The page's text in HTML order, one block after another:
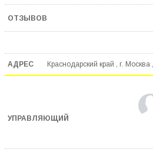
Краснодарский край , г.